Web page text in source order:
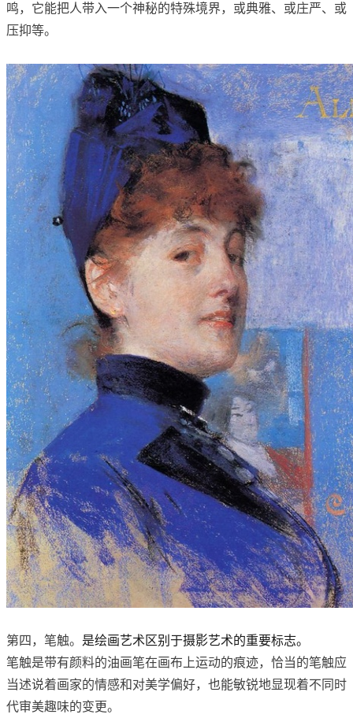
鸣，它能把人带入一个神秘的特殊境界，或典雅、或庄严、或
压抑等。
第四，笔触。 是绘画艺术区别于摄影艺术的重要标志。
笔触是带有颜料的油画笔在画布上运动的痕迹，恰当的笔触应
当述说着画家的情感和对美学偏好，也能敏锐地显现着不同时
代审美趣味的变更。